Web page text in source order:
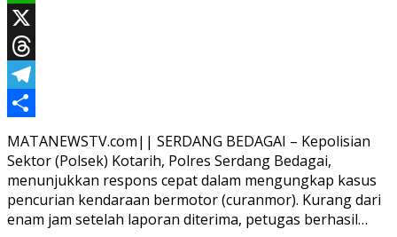
WhatsApp
X
Threads
Telegram
Share
MATANEWSTV.com|| SERDANG BEDAGAI – Kepolisian
Sektor (Polsek) Kotarih, Polres Serdang Bedagai,
menunjukkan respons cepat dalam mengungkap kasus
pencurian kendaraan bermotor (curanmor). Kurang dari
enam jam setelah laporan diterima, petugas berhasil…